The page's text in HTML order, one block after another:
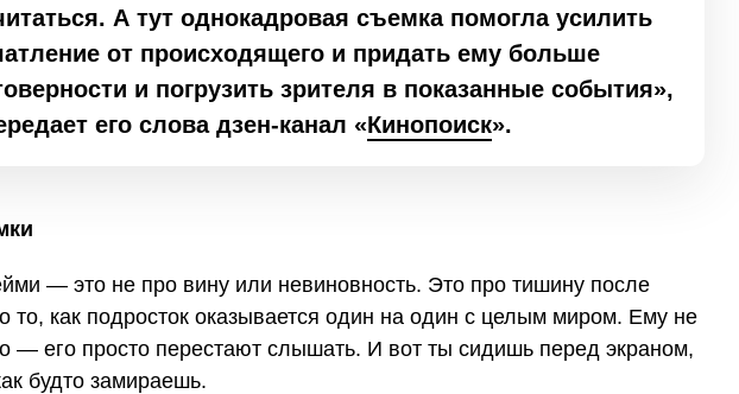
А тут однокадровая съемка помогла усилить
от происходящего и придать ему больше
и погрузить зрителя в показанные события»,
его слова дзен-канал «Кинопоиск».
— это не про вину или невиновность. Это про тишину после
то, как подросток оказывается один на один с целым миром. Ему не
— его просто перестают слышать. И вот ты сидишь перед экраном,
будто замираешь.